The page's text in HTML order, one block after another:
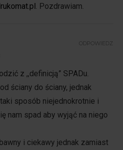
. Pozdrawiam.
z ,,definicją” SPADu.
ściany do ściany, jednak
sposób niejednokrotnie i
nam spad aby wyjąć na niego
i ciekawy jednak zamiast
ODPOWIEDZ